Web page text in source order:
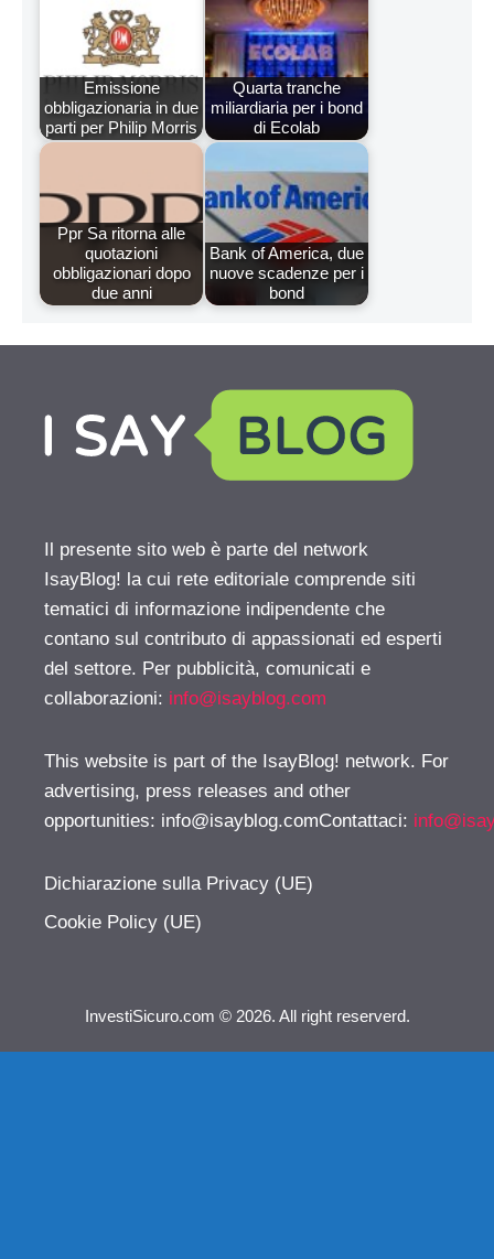
Emissione
obbligazionaria in due
parti per Philip Morris
Quarta tranche
miliardiaria per i bond
di Ecolab
Ppr Sa ritorna alle
quotazioni
obbligazionari dopo
due anni
Bank of America, due
nuove scadenze per i
bond
Il presente sito web è parte del network
IsayBlog! la cui rete editoriale comprende siti
tematici di informazione indipendente che
contano sul contributo di appassionati ed esperti
del settore. Per pubblicità, comunicati e
collaborazioni: info@isayblog.com
This website is part of the IsayBlog! network. For
advertising, press releases and other
opportunities: info@isayblog.comContattaci:
Dichiarazione sulla Privacy (UE)
Cookie Policy (UE)
InvestiSicuro.com © 2026. All right reserverd.